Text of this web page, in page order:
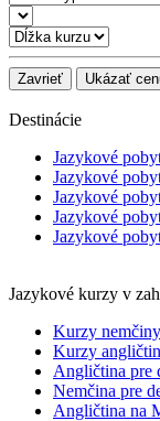
Zavrieť Ukázať
Destinácie
Jazykové
Jazykové
Jazykové
Jazykové
Jazykové
Jazykové kurzy v
Kurzy
Kurzy
Angličtina pre
Nemčina pre
Angličtina na